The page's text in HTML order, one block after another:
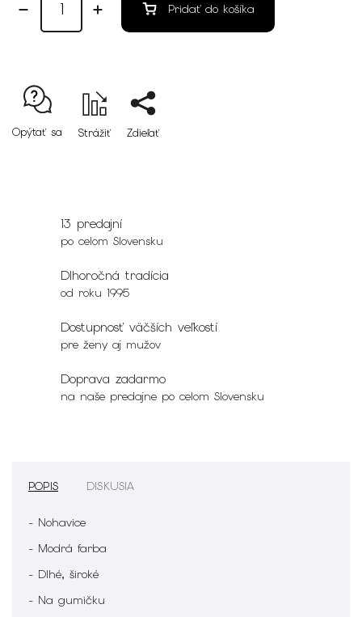
Pridať do košíka
Opýtať sa Strážiť Zdieľať
13 predajní
po celom Slovensku
Dlhoročná tradícia
od roku 1995
Dostupnosť väčších veľkostí
pre ženy aj mužov
Doprava zadarmo
na naše predajne po celom Slovensku
POPIS DISKUSIA
- Nohavice
- Modrá farba
- Dlhé, široké
- Na gumičku